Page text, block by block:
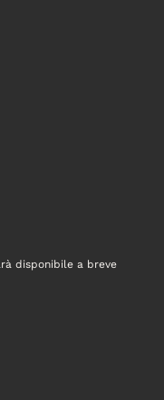
disponibile a breve